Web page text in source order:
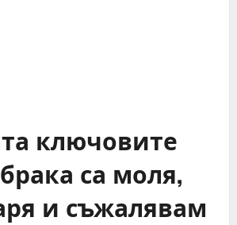
ключовите
са моля,
и съжалявам